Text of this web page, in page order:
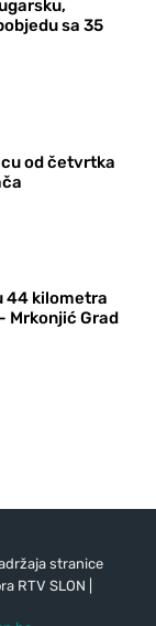
sa 35
od četvrtka
44 kilometra
Mrkonjić Grad
stranice
RTV SLON |